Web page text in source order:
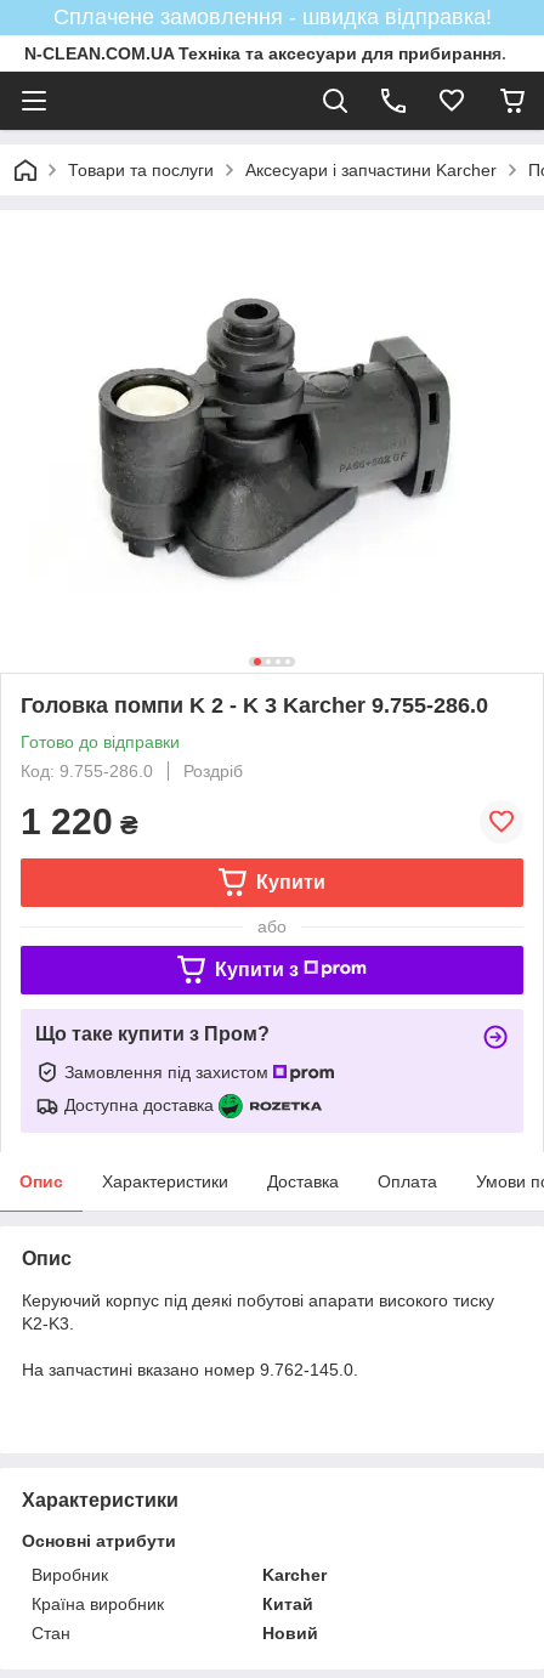
Сплачене замовлення - швидка відправка!
N-CLEAN.COM.UA Техніка та аксесуари для прибирання.
Товари та послуги Аксесуари і запчастини Karcher
Головка помпи K 2 - K 3 Karcher 9.755-286.0
Готово до відправки
Код: 9.755-286.0
Роздріб
1 220 ₴
Купити
або
Купити з
Що таке купити з Пром?
Замовлення під захистом
Доступна доставка
Опис Характеристики Доставка Оплата Умови
Опис
Керуючий корпус під деякі побутові апарати високого тиску
K2-K3.
На запчастині вказано номер 9.762-145.0.
Характеристики
Основні атрибути
Виробник
Karcher
Країна виробник
Китай
Стан
Новий